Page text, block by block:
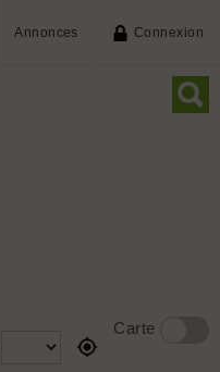
Annonces Connexion
Carte